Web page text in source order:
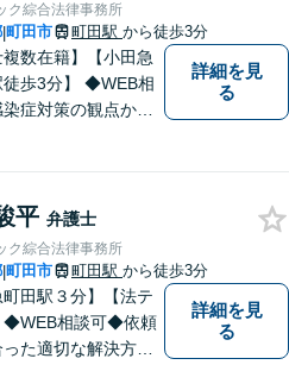
ク綜合法律事務所
|町田市 町田駅 から徒歩3分
複数在籍】【小田急
徒歩3分】 ◆WEB相
症対策の観点から
詳細を見
る
平 弁護士
ク綜合法律事務所
|町田市 町田駅 から徒歩3分
町田駅３分】【法テ
◆WEB相談可◆依頼
た適切な解決方法
詳細を見
る